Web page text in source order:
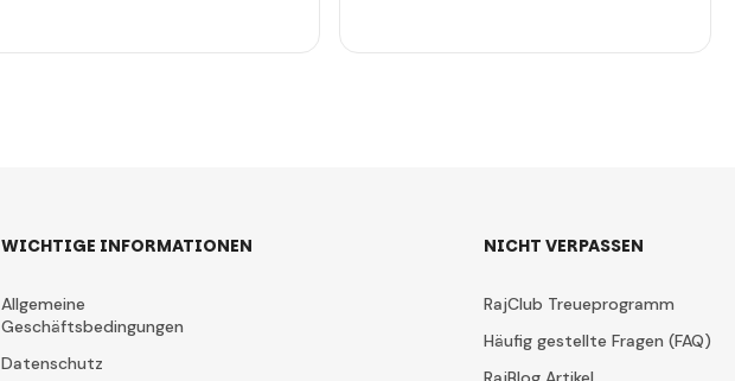
WICHTIGE INFORMATIONEN
Allgemeine
Geschäftsbedingungen
Datenschutz
NICHT VERPASSEN
RajClub Treueprogramm
Häufig gestellte Fragen (FAQ)